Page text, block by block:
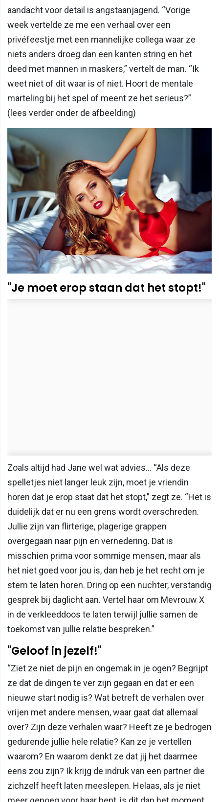
aandacht voor detail is angstaanjagend. “Vorige
week vertelde ze me een verhaal over een
privéfeestje met een mannelijke collega waar ze
niets anders droeg dan een kanten string en het
deed met mannen in maskers,” vertelt de man. “Ik
weet niet of dit waar is of niet. Hoort de mentale
marteling bij het spel of meent ze het serieus?”
(lees verder onder de afbeelding)
"Je moet erop staan dat het stopt!"
Zoals altijd had Jane wel wat advies… “Als deze
spelletjes niet langer leuk zijn, moet je vriendin
horen dat je erop staat dat het stopt,” zegt ze. “Het is
duidelijk dat er nu een grens wordt overschreden.
Jullie zijn van flirterige, plagerige grappen
overgegaan naar pijn en vernedering. Dat is
misschien prima voor sommige mensen, maar als
het niet goed voor jou is, dan heb je het recht om je
stem te laten horen. Dring op een nuchter, verstandig
gesprek bij daglicht aan. Vertel haar om Mevrouw X
in de verkleeddoos te laten terwijl jullie samen de
toekomst van jullie relatie bespreken.”
"Geloof in jezelf!"
“Ziet ze niet de pijn en ongemak in je ogen? Begrijpt
ze dat de dingen te ver zijn gegaan en dat er een
nieuwe start nodig is? Wat betreft de verhalen over
vrijen met andere mensen, waar gaat dat allemaal
over? Zijn deze verhalen waar? Heeft ze je bedrogen
gedurende jullie hele relatie? Kan ze je vertellen
waarom? En waarom denkt ze dat jij het daarmee
eens zou zijn? Ik krijg de indruk van een partner die
zichzelf heeft laten meeslepen. Helaas, als je niet